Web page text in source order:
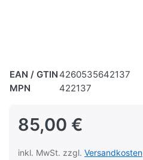
EAN / GTIN 4260535642137
MPN
422137
85,00 €
inkl. MwSt. zzgl. Versandkosten